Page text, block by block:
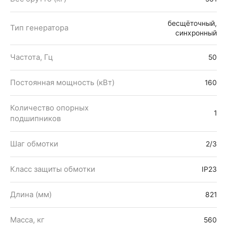
Тип генератора
бесщёточный,
синхронный
Частота, Гц 50
Постоянная мощность (кВт) 160
Количество опорных
подшипников
1
Шаг обмотки 2/3
Класс защиты обмотки IP23
Длина (мм) 821
Масса, кг 560